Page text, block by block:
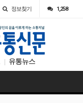
정보찾기 1,258
유통뉴스